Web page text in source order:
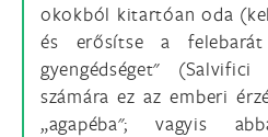
okokból kitartóan oda
és erősítse a
gyengédséget"
számára ez az emberi
„agapéba"; vagyis